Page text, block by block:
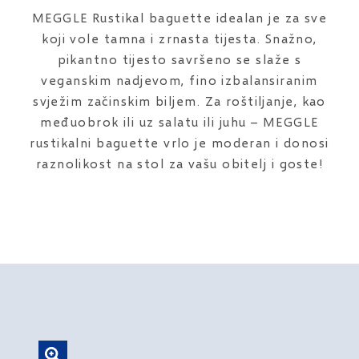
MEGGLE Rustikal baguette idealan je za sve
koji vole tamna i zrnasta tijesta. Snažno,
pikantno tijesto savršeno se slaže s
veganskim nadjevom, fino izbalansiranim
svježim začinskim biljem. Za roštiljanje, kao
međuobrok ili uz salatu ili juhu – MEGGLE
rustikalni baguette vrlo je moderan i donosi
raznolikost na stol za vašu obitelj i goste!